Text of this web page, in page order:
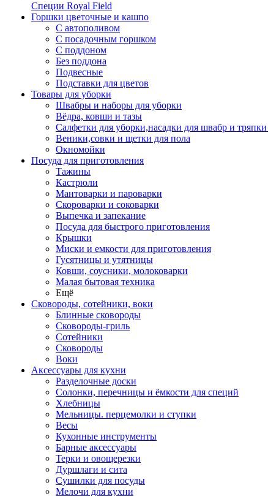
Специи Royal Field
Горшки цветочные и кашпо
С автополивом
С посадочным горшком
С поддоном
Без поддона
Подвесные
Подставки для цветов
Товары для уборки
Швабры и наборы для уборки
Вёдра, ковши и тазы
Салфетки для уборки,насадки для швабр и
Веники,совки и щетки для пола
Окномойки
Посуда для приготовления
Тажины
Кастрюли
Мантоварки и пароварки
Скороварки и соковарки
Выпечка и запекание
Посуда для быстрого приготовления
Крышки
Миски и емкости для приготовления
Гусятницы и утятницы
Ковши, соусники, молоковарки
Малая бытовая техника
Ещё
Сковороды, сотейники, воки
Блинные сковороды
Сковороды-гриль
Сотейники
Сковороды
Воки
Аксессуары для кухни
Разделочные доски
Солонки, перечницы и ёмкости для специй
Хлебницы
Мельницы. перцемолки и ступки
Весы
Кухонные инструменты
Барные аксессуары
Терки и овощерезки
Дуршлаги и сита
Сушилки для посуды
Мелочи для кухни